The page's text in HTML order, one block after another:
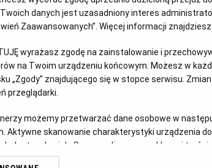
OPIS WYDARZENIA
W 1985 roku zespół Wham! jako pierwsza
Koncerty George’a Michaela i Andrew
łączącym wschód z zachodem oraz świat
Świeżo odrestaurowany materiał ukazuje
przyczyniła się do uzyskania przez Wham!
#WHAMInChina
Czas trwania: 90 minut
danych jest uzasadniony interes
Zaawansowanych”. Więcej informacji
wyrażasz zgodę na zainstalowanie i
na Twoim urządzeniu końcowym. Możesz w
„Zgody” znajdującego się w stopce serwisu.
przeglądarki.
możemy przetwarzać dane osobowe w
Aktywne skanowanie charakterystyki urządzenia
dostęp do nich. Spersonalizowane reklamy i treści,